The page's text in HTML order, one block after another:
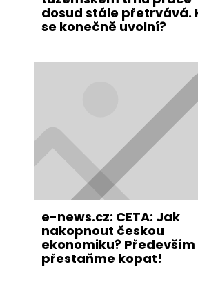
dosud stále přetrvává.
se konečně uvolní?
e-news.cz: CETA: Jak
nakopnout českou
ekonomiku? Především
přestaňme kopat!